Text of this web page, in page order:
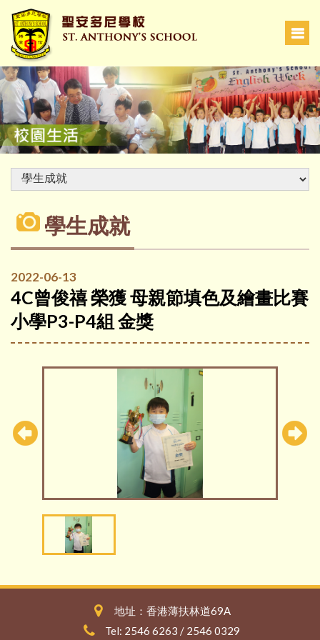
學生成就
2022-06-13
4C曾俊禧 榮獲 母親節填色及繪畫比賽
小學P3-P4組 金獎
地址：香港薄扶林道69A
Tel: 2546 6263 / 2546 0329